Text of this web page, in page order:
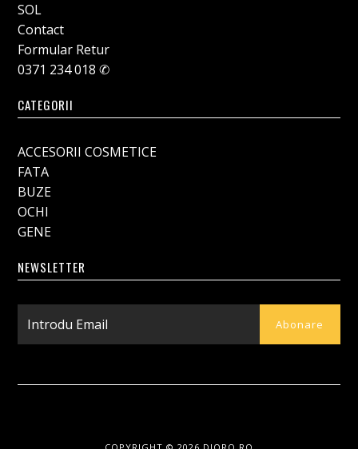
SOL
Contact
Formular Retur
0371 234 018 ✆
CATEGORII
ACCESORII COSMETICE
FATA
BUZE
OCHI
GENE
NEWSLETTER